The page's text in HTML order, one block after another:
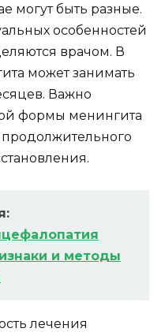
могут быть разные.
особенностей
врачом. В
может занимать
Важно
формы менингита
и методы
лечения